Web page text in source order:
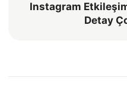
Instagram
Detay